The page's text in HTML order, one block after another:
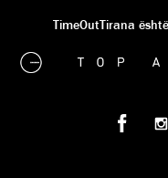
TimeOutTirana